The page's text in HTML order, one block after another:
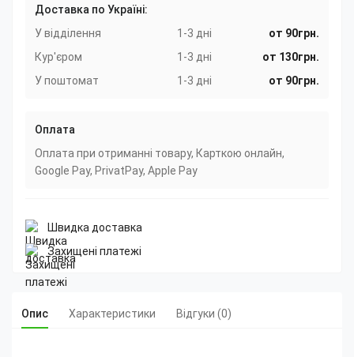
Доставка по Україні:
У відділення
1-3 дні
от 90грн.
Кур'єром
1-3 дні
от 130грн.
У поштомат
1-3 дні от 90грн.
Оплата
Оплата при отриманні товару, Карткою онлайн,
Google Pay, PrivatPay, Apple Pay
Швидка доставка
Захищені платежі
Опис Характеристики Відгуки (0)